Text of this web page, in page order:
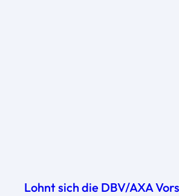
Lohnt sich die DBV/AXA